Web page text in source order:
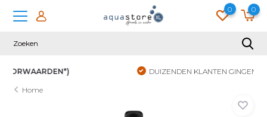
0 0
DUIZENDEN KLANTEN GINGEN JE VOOR
Home